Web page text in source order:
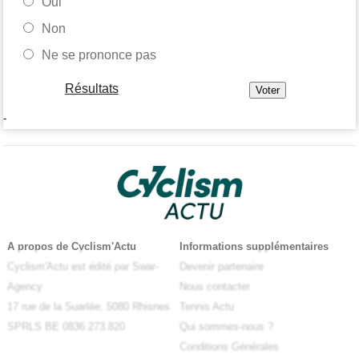
Non
Ne se prononce pas
Résultats
-
A propos de Cyclism'Actu
Cyclism'Actu est édité par Swar-
Agency
17 rue de la Suarlée, 5080 Rhisnes
SPRLS BE 0836.273.820
Informations supplémentaires
Devenir partenaire
Nous contacter
Tennis Actu
Qui sommes-nous ?
Conditions Générales